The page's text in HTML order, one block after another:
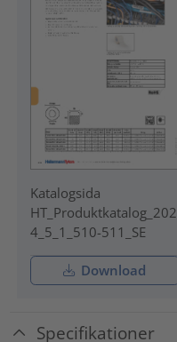
Katalogsida
HT_Produktkatalog_202
4_5_1_510-511_SE
Download
Specifikationer